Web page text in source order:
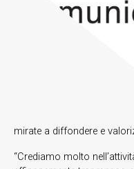
mirate a diffondere e
“Crediamo molto